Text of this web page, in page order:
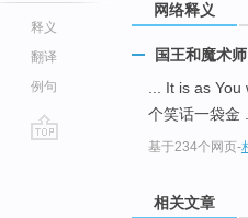
释义
翻译
例句
网络释义
国王和魔术师
... It is as
个笑话一袋金 ...
基于234个网页-
相关文章